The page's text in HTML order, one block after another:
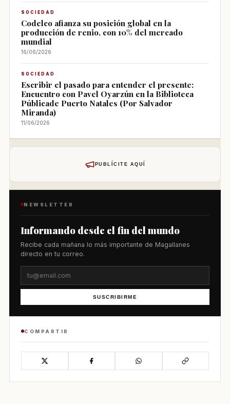
SOCIEDAD
Codelco afianza su posición global en la
producción de renio, con 10% del mercado
mundial
16/06/2026
SOCIEDAD
Escribir el pasado para entender el presente:
Encuentro con Pavel Oyarzún en la Biblioteca
Públicade Puerto Natales (Por Salvador
Miranda)
11/06/2026
PUBLÍCITE AQUÍ
NEWSLETTER
Informando desde el fin del mundo
Recibe cada mañana lo más importante de Magallanes
directo en tu correo.
SUSCRIBIRME
COMPARTIR